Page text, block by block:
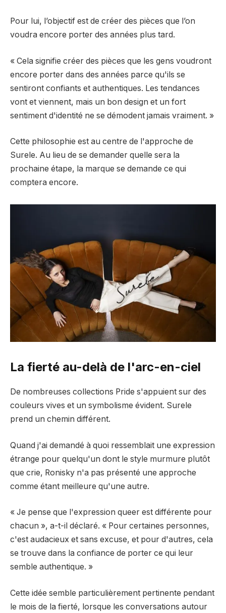
Pour lui, l’objectif est de créer des pièces que l’on
voudra encore porter des années plus tard.
« Cela signifie créer des pièces que les gens voudront
encore porter dans des années parce qu'ils se
sentiront confiants et authentiques. Les tendances
vont et viennent, mais un bon design et un fort
sentiment d'identité ne se démodent jamais vraiment. »
Cette philosophie est au centre de l'approche de
Surele. Au lieu de se demander quelle sera la
prochaine étape, la marque se demande ce qui
comptera encore.
La fierté au-delà de l'arc-en-ciel
De nombreuses collections Pride s'appuient sur des
couleurs vives et un symbolisme évident. Surele
prend un chemin différent.
Quand j'ai demandé à quoi ressemblait une expression
étrange pour quelqu'un dont le style murmure plutôt
que crie, Ronisky n'a pas présenté une approche
comme étant meilleure qu'une autre.
« Je pense que l'expression queer est différente pour
chacun », a-t-il déclaré. « Pour certaines personnes,
c'est audacieux et sans excuse, et pour d'autres, cela
se trouve dans la confiance de porter ce qui leur
semble authentique. »
Cette idée semble particulièrement pertinente pendant
le mois de la fierté, lorsque les conversations autour